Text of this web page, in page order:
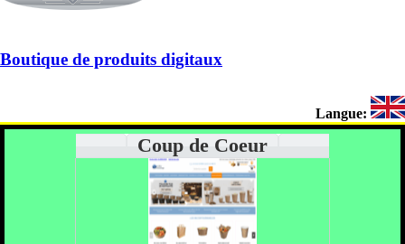
Boutique de produits digitaux
Langue:
Coup de Coeur